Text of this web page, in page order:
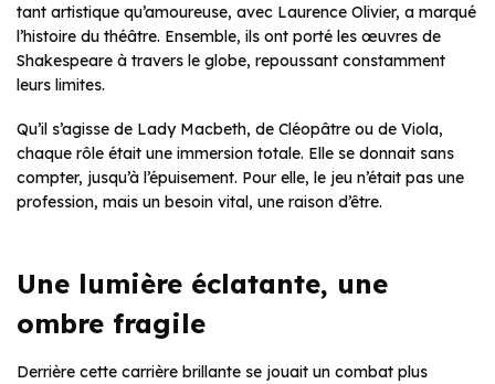
tant artistique qu’amoureuse, avec Laurence Olivier, a marqué
l’histoire du théâtre. Ensemble, ils ont porté les œuvres de
Shakespeare à travers le globe, repoussant constamment
leurs limites.
Qu’il s’agisse de Lady Macbeth, de Cléopâtre ou de Viola,
chaque rôle était une immersion totale. Elle se donnait sans
compter, jusqu’à l’épuisement. Pour elle, le jeu n’était pas une
profession, mais un besoin vital, une raison d’être.
Une lumière éclatante, une
ombre fragile
Derrière cette carrière brillante se jouait un combat plus